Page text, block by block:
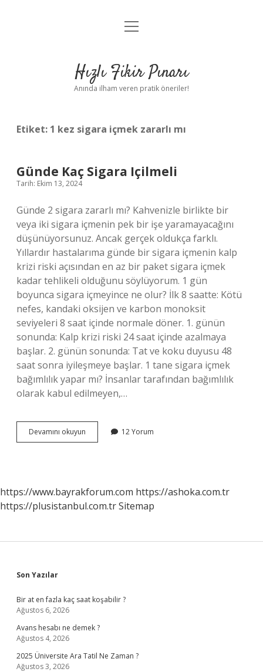
Anasayfa
Yasal Uyarı
menüyü
Hızlı Fikir Pınarı
Anında ilham veren pratik öneriler!
Etiket: 1 kez sigara içmek zararlı mı
Günde Kaç Sigara Içilmeli
Tarih: Ekim 13, 2024
Günde 2 sigara zararlı mı? Kahvenizle birlikte bir
veya iki sigara içmenin pek bir işe yaramayacağını
düşünüyorsunuz. Ancak gerçek oldukça farklı.
Yıllardır hastalarıma günde bir sigara içmenin kalp
krizi riski açısından en az bir paket sigara içmek
kadar tehlikeli olduğunu söylüyorum. 1 gün
boyunca sigara içmeyince ne olur? İlk 8 saatte: Kötü
nefes, kandaki oksijen ve karbon monoksit
seviyeleri 8 saat içinde normale döner. 1. günün
sonunda: Kalp krizi riski 24 saat içinde azalmaya
başlar. 2. günün sonunda: Tat ve koku duyusu 48
saat sonra iyileşmeye başlar. 1 tane sigara içmek
bağımlılık yapar mı? İnsanlar tarafından bağımlılık
olarak kabul edilmeyen,…
Devamını okuyun
Kaç
12 Yorum
https://www.bayrakforum.com https://ashoka.com.tr
https://plusistanbul.com.trSitemap
Sidebar
Son Yazılar
Bir at en fazla kaç saat koşabilir ?
Ağustos 6, 2026
Avans hesabı ne demek ?
Ağustos 4, 2026
2025 Üniversite Ara Tatil Ne Zaman ?
Ağustos 3, 2026